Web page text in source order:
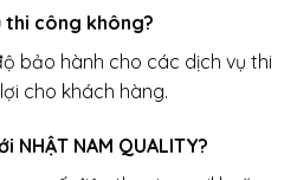
thi công không?
bảo hành cho các dịch vụ thi
cho khách hàng.
NHẬT NAM QUALITY?